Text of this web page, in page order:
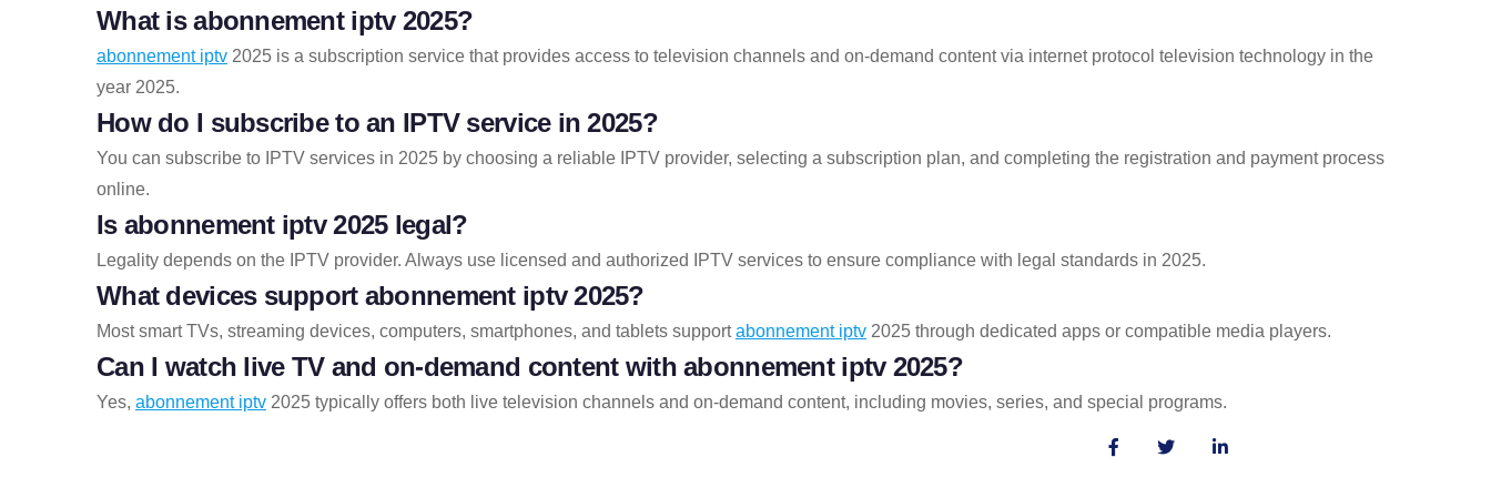
What isabonnement iptv2025?
abonnement iptv 2025 is a subscription service that provides access to television channels and on-demand content via internet protocol television technology in the
year 2025.
How do I subscribe to an IPTV service in 2025?
You can subscribe to IPTV services in 2025 by choosing a reliable IPTV provider, selecting a subscription plan, and completing the registration and payment process
online.
Is abonnement iptv2025 legal?
Legality depends on the IPTV provider. Always use licensed and authorized IPTV services to ensure compliance with legal standards in 2025.
What devices support abonnement iptv2025?
Most smart TVs, streaming devices, computers, smartphones, and tablets supportabonnement iptv 2025 through dedicated apps or compatible media players.
Can I watch live TV and on-demand content withabonnement iptv2025?
Yes, abonnement iptv 2025 typically offers both live television channels and on-demand content, including movies, series, and special programs.